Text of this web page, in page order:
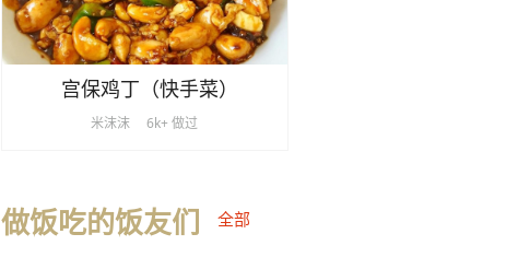
宫保鸡丁（快手菜）
米沫沫 6k+ 做过
做饭吃的饭友们 全部